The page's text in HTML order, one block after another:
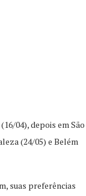
04), depois em São
(24/05) e Belém
suas preferências